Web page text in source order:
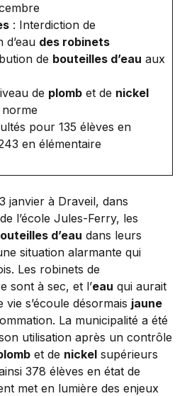
: Interdiction de
d’eau des robinets
de bouteilles d’eau aux
de plomb et de nickel
pour 135 élèves en
en élémentaire
janvier à Draveil, dans
l’école Jules-Ferry, les
d’eau dans leurs
situation alarmante qui
Les robinets de
sont à sec, et l’eau qui aurait
s’écoule désormais jaune
La municipalité a été
utilisation après un contrôle
et de nickel supérieurs
378 élèves en état de
met en lumière des enjeux